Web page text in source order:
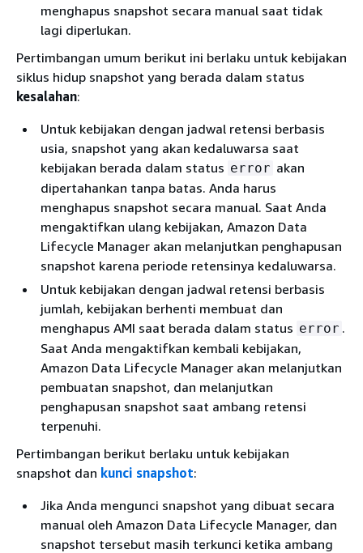
menghapus snapshot secara manual saat tidak
lagi diperlukan.
Pertimbangan umum berikut ini berlaku untuk kebijakan
siklus hidup snapshot yang berada dalam status
kesalahan:
Untuk kebijakan dengan jadwal retensi berbasis
usia, snapshot yang akan kedaluwarsa saat
kebijakan berada dalam status error akan
dipertahankan tanpa batas. Anda harus
menghapus snapshot secara manual. Saat Anda
mengaktifkan ulang kebijakan, Amazon Data
Lifecycle Manager akan melanjutkan penghapusan
snapshot karena periode retensinya kedaluwarsa.
Untuk kebijakan dengan jadwal retensi berbasis
jumlah, kebijakan berhenti membuat dan
menghapus AMI saat berada dalam status error .
Saat Anda mengaktifkan kembali kebijakan,
Amazon Data Lifecycle Manager akan melanjutkan
pembuatan snapshot, dan melanjutkan
penghapusan snapshot saat ambang retensi
terpenuhi.
Pertimbangan berikut berlaku untuk kebijakan
snapshot dan kunci snapshot:
Jika Anda mengunci snapshot yang dibuat secara
manual oleh Amazon Data Lifecycle Manager, dan
snapshot tersebut masih terkunci ketika ambang